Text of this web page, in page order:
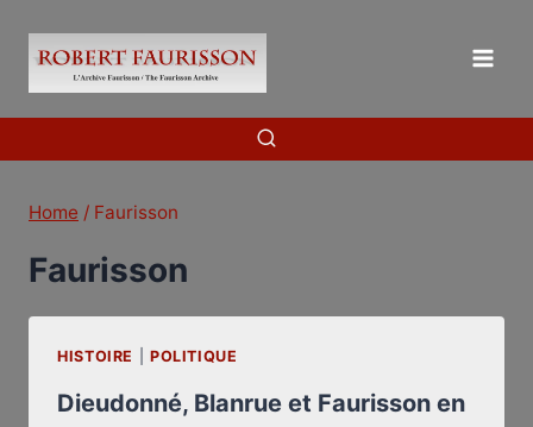
content
Home / Faurisson
Faurisson
HISTOIRE POLITIQUE
Dieudonné, Blanrue et Faurisson en